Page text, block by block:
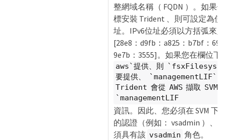
整網域名稱（ FQDN ）。如果
標安裝 Trident 、則可設定為使
址。IPv6位址必須以方括弧來
[28e8：d9fb：a825：b7bf：
9e7b：3555]。如果您在欄位下
aws`提供、則
要提供、 `managementLIF`
Trident 會從 AWS 擷取 SVM
`managementLIF
資訊。因此、您必須在 SVM 下
的認證（例如： vsadmin ）、
須具有該 vsadmin 角色。